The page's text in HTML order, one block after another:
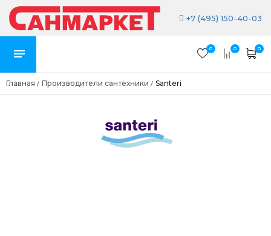
+7 (495) 150-40-03
0 0 0
Главная / Производители сантехники / Santeri